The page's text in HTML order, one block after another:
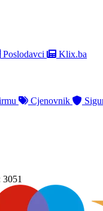
Poslodavci Klix.ba
Cjenovnik
3051